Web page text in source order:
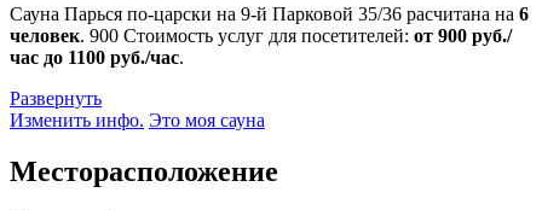
Сауна Парься по-царски на 9-й Парковой 35/36 расчитана на 6
человек. 900 Стоимость услуг для посетителей: от 900 руб./
час до 1100 руб./час.
Развернуть
Изменить инфо. Это моя сауна
Месторасположение